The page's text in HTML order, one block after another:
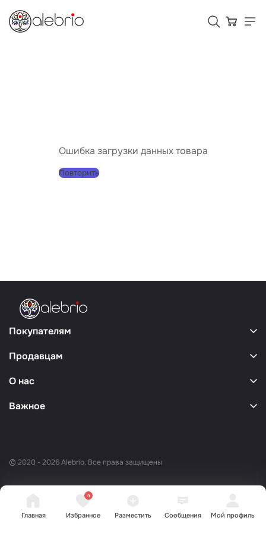
Аксессуары
Для кого Alebrio
Главная
0
Избранное Разместить Сообщения Мой профиль
Ошибка загрузки данных товара
Повторить
Покупателям
Продавцам
О нас
Важное
© 2020 - 2026 Alebrio. Все права защищены